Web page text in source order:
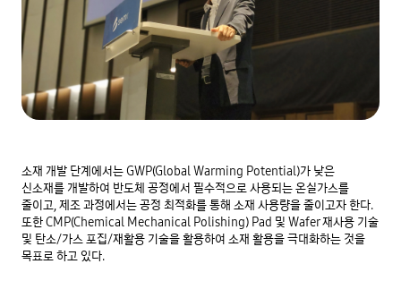
소재 개발 단계에서는 GWP(Global Warming Potential)가 낮은
신소재를 개발하여 반도체 공정에서 필수적으로 사용되는 온실가스를
줄이고, 제조 과정에서는 공정 최적화를 통해 소재 사용량을 줄이고자 한다.
또한 CMP(Chemical Mechanical Polishing) Pad 및 Wafer 재사용 기술
및 탄소/가스 포집/재활용 기술을 활용하여 소재 활용을 극대화하는 것을
목표로 하고 있다.